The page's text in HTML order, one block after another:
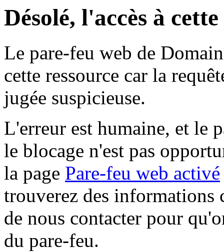
Désolé, l'accès à
Le pare-feu web de
cette ressource car la
jugée suspicieuse.
L'erreur est humaine, et le
le blocage n'est pas
la page Pare-feu web activé
trouverez des informations
de nous contacter pour
du pare-feu.